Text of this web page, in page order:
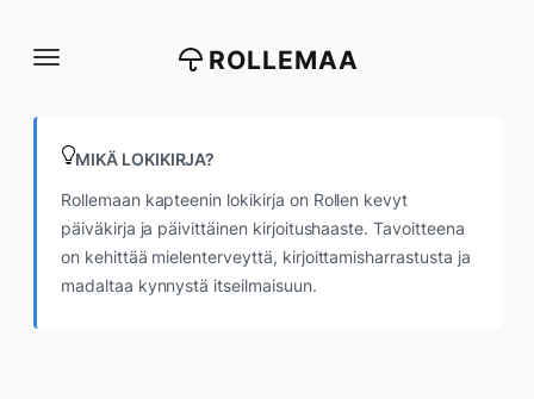
suoraan
ROLLEMAA
MIKÄ LOKIKIRJA?
Rollemaan kapteenin lokikirja on Rollen kevyt
päiväkirja ja päivittäinen kirjoitushaaste. Tavoitteena
on kehittää mielenterveyttä, kirjoittamisharrastusta ja
madaltaa kynnystä itseilmaisuun.